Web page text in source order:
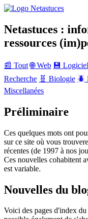
Netastuces :
ressources
📰 Tout 🌐 Web 💾
Recherche 🧬 Biologie 🪲
Miscellanées
Préliminaire
Ces quelques mots ont
sur ce site où vous
récentes (de 1997 à nos
Ces nouvelles cohabitent
est variable.
Nouvelles du
Voici des pages d'index